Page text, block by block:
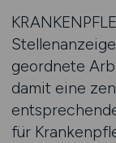
geordnete
damit eine
für